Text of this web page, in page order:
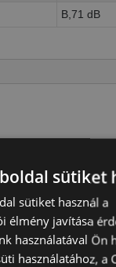
B,71 dB
sütiket
sütiket használ a
élmény javítása
használatával Ön
használatához, a